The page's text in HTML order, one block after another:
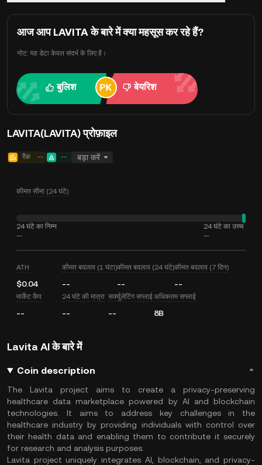
आज आप LAVITA के बारे में क्या महसूस कर रहे हैं?
नोट: यह डेटा केवल संदर्भ के लिए है।
बुलिश बेयरिश
LAVITA(LAVITA) प्रोफ़ाइल
रैंक -- -- बड़ा करें
कीमत सीमा (24 घंटे)
24 घंटे का निम्न
--
24 घंटे का उच्च
--
ATH
$0.04
कीमत बदलाव (1 घंटा)
--
कीमत बदलाव (24 घंटे)
--
कीमत बदलाव (7 दिन)
--
मार्केट कैप
--
24 घंटे की मात्रा
--
सर्क्युलेटिंग सप्लाई
--
अधिकतम सप्लाई
8B
Lavita AI के बारे में
Coin description
The Lavita project aims to create a privacy-preserving
healthcare data marketplace powered by AI and blockchain
technologies. It aims to address key challenges in the
healthcare industry by providing individuals with control over
their health data and enabling them to contribute it securely
for research and analysis purposes.
Lavita project uniquely integrates AI, blockchain, and privacy-